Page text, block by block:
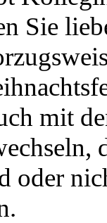
Sie
mit
oder